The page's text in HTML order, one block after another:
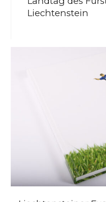
Liechtenstein